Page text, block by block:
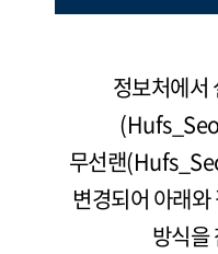
정보처에서
무선랜
변경되어 아래
방식을